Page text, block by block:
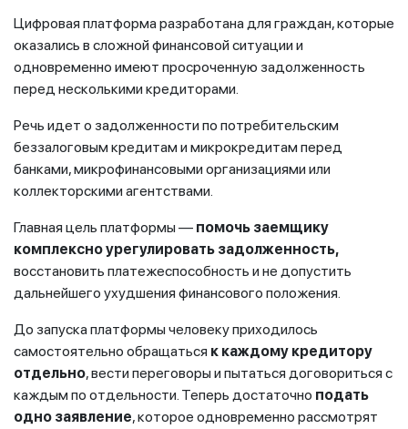
Цифровая платформа разработана для граждан, которые
оказались в сложной финансовой ситуации и
одновременно имеют просроченную задолженность
перед несколькими кредиторами.
Речь идет о задолженности по потребительским
беззалоговым кредитам и микрокредитам перед
банками, микрофинансовыми организациями или
коллекторскими агентствами.
Главная цель платформы — помочь заемщику
комплексно урегулировать задолженность,
восстановить платежеспособность и не допустить
дальнейшего ухудшения финансового положения.
До запуска платформы человеку приходилось
самостоятельно обращаться к каждому кредитору
отдельно, вести переговоры и пытаться договориться с
каждым по отдельности. Теперь достаточно подать
одно заявление, которое одновременно рассмотрят